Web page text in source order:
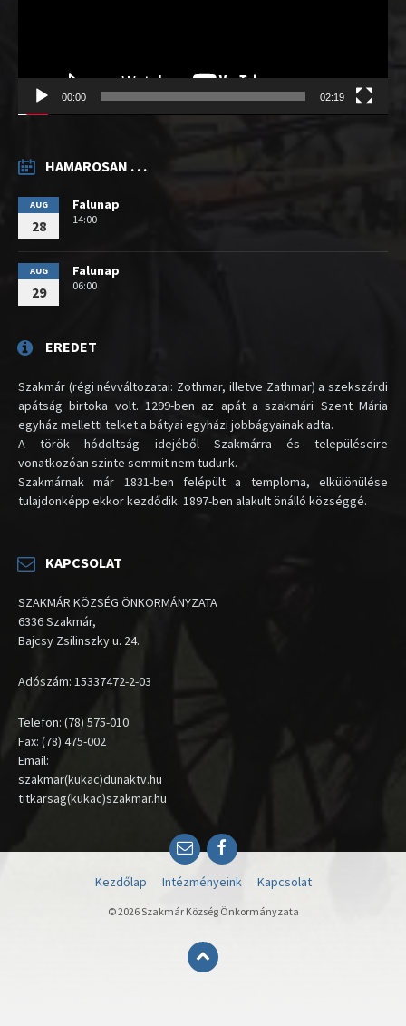
00:00 02:19
HAMAROSAN . . .
AUG
28
Falunap
14:00
AUG
29
Falunap
06:00
EREDET
Szakmár (régi névváltozatai: Zothmar, illetve Zathmar) a szekszárdi
apátság birtoka volt. 1299-ben az apát a szakmári Szent Mária
egyház melletti telket a bátyai egyházi jobbágyainak adta.
A török hódoltság idejéből Szakmárra és településeire
vonatkozóan szinte semmit nem tudunk.
Szakmárnak már 1831-ben felépült a temploma, elkülönülése
tulajdonképp ekkor kezdődik. 1897-ben alakult önálló községgé.
KAPCSOLAT
SZAKMÁR KÖZSÉG ÖNKORMÁNYZATA
6336 Szakmár,
Bajcsy Zsilinszky u. 24.
Adószám: 15337472-2-03
Telefon: (78) 575-010
Fax: (78) 475-002
Email:
szakmar(kukac)dunaktv.hu
titkarsag(kukac)szakmar.hu
EmailFacebook
Kezdőlap Intézményeink Kapcsolat
© 2026 Szakmár Község Önkormányzata